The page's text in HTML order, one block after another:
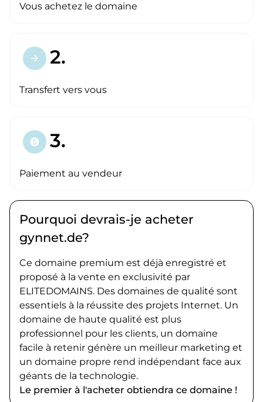
Vous achetez le domaine
arrow_forward 2.
Transfert vers vous
paid 3.
Paiement au vendeur
Pourquoi devrais-je acheter
gynnet.de?
Ce domaine premium est déjà enregistré et
proposé à la vente en exclusivité par
ELITEDOMAINS. Des domaines de qualité sont
essentiels à la réussite des projets Internet. Un
domaine de haute qualité est plus
professionnel pour les clients, un domaine
facile à retenir génère un meilleur marketing et
un domaine propre rend indépendant face aux
géants de la technologie.
Le premier à l'acheter obtiendra ce domaine !